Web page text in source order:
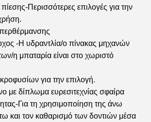
Περισσότερες επιλογές για την
-Η υδραντλία/ο πίνακας μηχανών
η μπαταρία είναι στο χωριστό
για την επιλογή.
με δίπλωμα ευρεσιτεχνίας σφαίρα
Για τη χρησιμοποίηση της άνω
και τον καθαρισμό των δοντιών μέσα